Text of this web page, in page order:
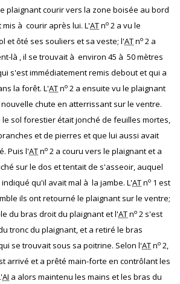
plaignant courir vers la zone boisée au bord
à courir après lui. L'ATno 2 a vu le
et ôté ses souliers et sa veste; l'ATno 2 a
là , il se trouvait à environ 45 à 50 mètres
s'est immédiatement remis debout et qui a
la forêt. L'ATno 2 a ensuite vu le plaignant
chute en atterrissant sur le ventre.
le sol forestier était jonché de feuilles mortes,
et de pierres et que lui aussi avait
Puis l'ATno 2 a couru vers le plaignant et a
sur le dos et tentait de s'asseoir, auquel
qu'il avait mal à la jambe. L'ATno 1 est
ils ont retourné le plaignant sur le ventre;
du bras droit du plaignant et l'ATno 2 s'est
tronc du plaignant, et a retiré le bras
se trouvait sous sa poitrine. Selon l'ATno 2,
arrivé et a prêté main-forte en contrôlant les
AI a alors maintenu les mains et les bras du